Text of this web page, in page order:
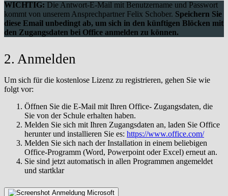
WICHTIG: Die Antwort-E-Mail mit Benutzername und Passwort
kommt von unserem Ansprechpartner Felix Schober. Speichern Sie
diese Email unbedingt ab, um sich in den künftigen Blöcken mit
den Zugangsdaten bei Office anmelden zu können.
2. Anmelden
Um sich für die kostenlose Lizenz zu registrieren, gehen Sie wie
folgt vor:
Öffnen Sie die E-Mail mit Ihren Office- Zugangsdaten, die
Sie von der Schule erhalten haben.
Melden Sie sich mit Ihren Zugangsdaten an, laden Sie Office
herunter und installieren Sie es: https://www.office.com/
Melden Sie sich nach der Installation in einem beliebigen
Office-Programm (Word, Powerpoint oder Excel) erneut an.
Sie sind jetzt automatisch in allen Programmen angemeldet
und startklar